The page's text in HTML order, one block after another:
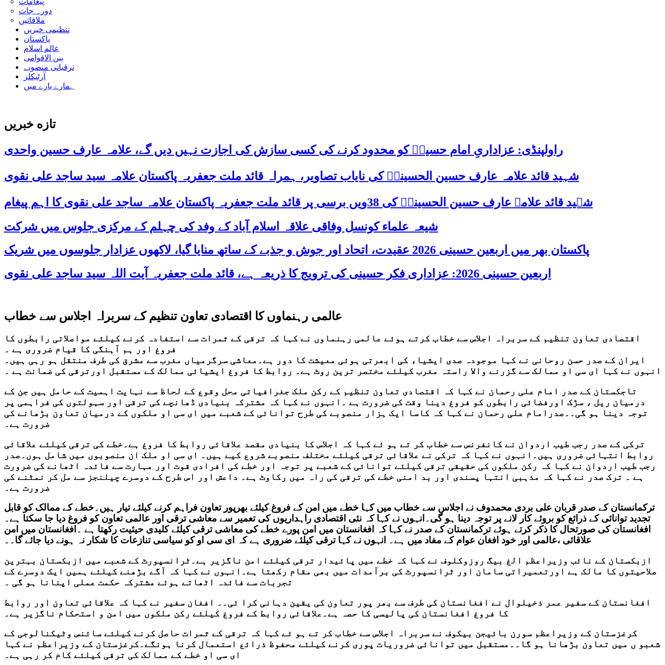
دورہ جات
ملاقاتیں
تنظیمی خبریں
پاکستان
عالم اسلام
بین الاقوامی
ترقیاتی منصوبے
آرٹیکلز
ہمارے بارے میں
تازه خبریں
راولپنڈی: عزاداریِ امام حسینؑ کو محدود کرنے کی کسی سازش کی اجازت نہیں دیں گے، علامہ عارف حسین واحدی
شہید قائد علامہ عارف حسین الحسینیؒ کی نایاب تصاویر، ہمراہ قائد ملت جعفریہ پاکستان علامہ سید ساجد علی نقوی
شہید قائد علامہ عارف حسین الحسینیؒ کی 38ویں برسی پر قائد ملت جعفریہ پاکستان علامہ ساجد علی نقوی کا اہم پیغام
شیعہ علماء کونسل وفاقی علاقہ اسلام آباد کے وفد کی چہلم کے مرکزی جلوس میں شرکت
پاکستان بھر میں اربعین حسینی 2026 عقیدت، اتحاد اور جوش و جذبے کے ساتھ منایا گیا، لاکھوں عزادار جلوسوں میں شریک
اربعین حسینی 2026: عزاداری فکر حسینی کی ترویج کا ذریعہ ہے، قائد ملت جعفریہ آیت اللہ سید ساجد علی نقوی
عالمی رہنماوں کا اقتصادی تعاون تنظیم کے سربراہ اجلاس سے خطاب
اقتصادی تعاون تنظیم کے سربراہ اجلاس سے خطاب کرتے ہوئے عالمی رہنماوں نے کہا کہ ترقی کے ثمرات سے استفادہ کرنے کیلئے مواصلاتی رابطوں کا
فروغ اور ہم آہنگی کا قیام ضروری ہے ۔
ایران کے صدر حسن روحانی نے کہا موجودہ صدی ایشیاء کی ابھرتی ہوئی معیشت کا دور ہے۔معاشی سرگرمیاں مغرب سے مشرق کی طرف منتقل ہو رہی ہیں۔
انہوں نے کہا ای سی او ممالک سے گزرنے والا راستہ مغرب کیلئے مختصر ترین روٹ ہے۔ روابط کا فروغ ایشیائی ممالک کے مستقبل اورترقی کی ضمانت ہے ۔
تاجکستان کے صدر امام علی رحمان نے کہا کہ اقتصادی تعاون تنظیم کے رکن ملک جغرافیاتی محل وقوع کے لحاظ سے نہایت اہمیت کے حامل ہیں جن کے
درمیان ریل ، سڑک اورفضائی رابطوں کو فروغ دینا وقت کی ضرورت ہے ۔انہوں نے کہا کہ مشترکہ بنیادی ڈھانچے کی ترقی اور سہولتوں کی فراہمی پر
توجہ دینا ہو گی۔۔صدرامام علی رحمان نے کہا کہ کاسا ایک ہزار منصوبے کی طرح توانائی کے شعبے میں ای سی او ملکوں کے درمیان تعاون بڑھانے کی
ضرورت ہے۔
ترکی کے صدر رجب طیب اردوان نے کانفرنس سے خطاب کر تے ہو ئے کہا کہ اجلاس کا بنیادی مقصد علاقائی روابط کا فروغ ہے۔خطے کی ترقی کیلئے علاقائی
روابط انتہائی ضروری ہیں۔انہوں نے کہا کہ ترکی نے علاقائی ترقی کیلئے مختلف منصوبے شروع کیے ہیں۔ ای سی او ملک ان منصوبوں میں شامل ہوں۔صدر
رجب طیب اردوان نے کہا کہ رکن ملکوں کی حقیقی ترقی کیلئے توانائی کے شعبے پر توجہ اور خطے کی افرادی قوت اور مہارت سے فائدہ اٹھانے کی ضرورت
ہے ۔ ترک صدر نے کہا کہ مذہبی انتہا پسندی اور بد امنی خطے کی ترقی کی راہ میں رکاوٹ ہے۔ داعش اور اس طرح کے دوسرے چیلنجز سے مل کر نمٹنے کی
ضرورت ہے۔
ترکمانستان کے صدر قربان علی بردی محمدوف نے اجلاس سے خطاب میں کہا خطے میں امن کے فروغ کیلئے بھرپور تعاون فراہم کرنے کیلئے تیار ہیں۔خطے کے ممالک کو قابل
تجدید توانائی کے ذرائع کو بروئے کار لانے پر توجہ دینا ہو گی۔انہوں نے کہا کہ نئی اقتصادی راہداریوں کی تعمیر سے معاشی ترقی اور عالمی تعاون کو فروغ دیا جا سکتا ہے۔
افغانستان کی صورتحال کا ذکر کرتے ہوئے ترکمانستان کے صدر نے کہا کہ افغانستان میں امن پورے خطے کی معاشی ترقی کیلئے کلیدی حیثیت رکھتا ہے ۔افغانستان میں امن
علاقائی ،عالمی اور خود افغان عوام کے مفاد میں ہے۔ انہوں نے کہا ترقی کیلئے ضروری ہے کہ ای سی او کو سیاسی تنازعات کا شکار نہ ہونے دیا جائے گا۔۔
ازبکستان کے نائب وزیراعظم الغ بیگ روزوکلوف نے کہا کہ خطے میں پائیدار ترقی کیلئے امن ناگزیر ہے۔ٹرانسپورٹ کے شعبے میں ازبکستان بہترین
صلاحیتوں کا مالک ہے اورتعمیراتی سامان اور ٹرانسپورٹ کی برآمدات میں بھی مقام رکھتا ہے۔انہوں نے کہا کہ آگے بڑھنے کیلئے ہمیں ایک دوسرے کے
تجربات سے فائدہ اٹھاتے ہوئے مشترکہ حکمت عملی اپنانا ہو گی ۔
افغانستان کے سفیر عمر ذخیلوال نے افغانستان کی طرف سے بھر پور تعاون کی یقین دہانی کرا ئی۔۔ افغان سفیر نے کہا کہ علاقائی تعاون اور روابط
کا فروغ افغانستان کی پالیسی کا حصہ ہے۔علاقائی روابط کے فروغ کیلئے رکن ملکوں میں امن و استحکام ناگزیر ہے۔
کرغزستان کے وزیراعظم سورن بائیجن بیکوف نے سربراہ اجلاس سے خطاب کر تے ہو ئے کہا کہ ترقی کے ثمرات حاصل کرنے کیلئے سائنس وٹیکنالوجی کے
شعبو ں میں تعاون بڑھانا ہو گا۔۔مستقبل میں توانائی ضروریات پوری کرنے کیلئے محفوظ ذرائع استعمال کرنا ہونگے۔کرغزستان کے وزیراعظم نے کہا
ای سی او خطے کے ممالک کی ترقی کیلئے کام کر رہی ہے۔